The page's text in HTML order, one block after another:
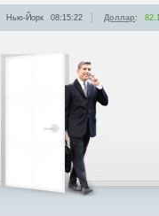
Нью-Йорк 08:15:22 Доллар: